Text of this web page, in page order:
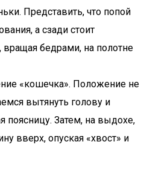
Представить, что попой
а сзади стоит
бедрами, на полотне
«кошечка». Положение не
вытянуть голову и
поясницу. Затем, на выдохе,
вверх, опуская «хвост» и